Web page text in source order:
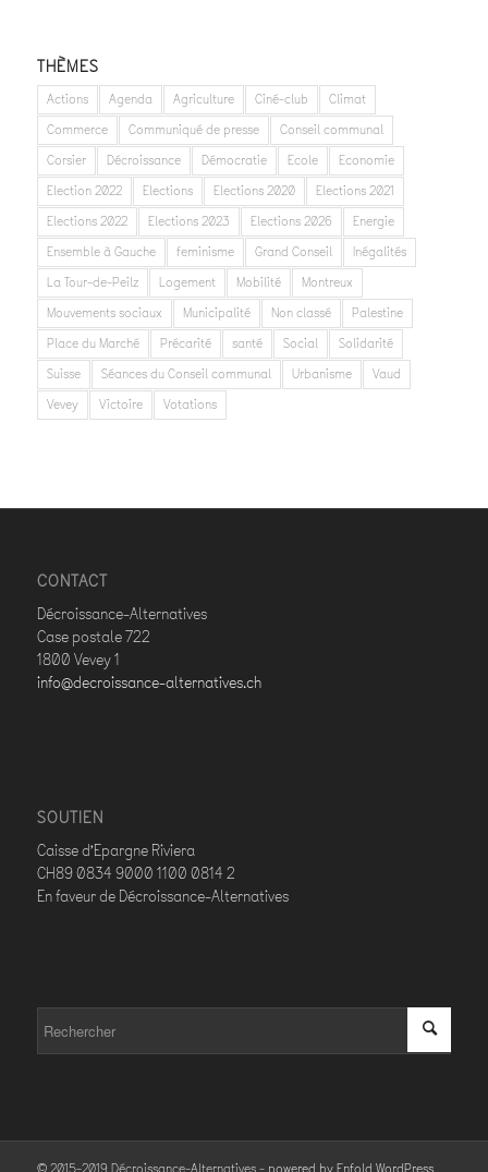
THÈMES
Actions Agenda Agriculture Ciné-club
Climat
Commerce
Communiqué de presse
Conseil communal
Corsier
Décroissance Démocratie Ecole
Economie
Election 2022
Elections Elections 2020
Elections 2021
Elections 2022
Elections 2023 Elections 2026
Energie
Ensemble à Gauche
feminisme Grand Conseil
Inégalités
La Tour-de-Peilz
Logement Mobilité
Montreux
Mouvements sociaux
Municipalité Non classé
Palestine
Place du Marché
Précarité santé Social
Solidarité
Suisse
Séances du Conseil communal Urbanisme
Vaud
Vevey
Victoire Votations
CONTACT
Décroissance-Alternatives
Case postale 722
1800 Vevey 1
info@decroissance-alternatives.ch
SOUTIEN
Caisse d’Epargne Riviera
CH89 0834 9000 1100 0814 2
En faveur de Décroissance-Alternatives
© 2015-2019 Décroissance-Alternatives - powered by Enfold WordPress